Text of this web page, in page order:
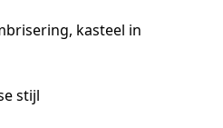
kasteel in
stijl